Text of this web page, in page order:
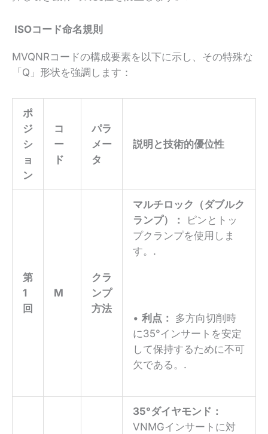
ISOコード命名規則
MVQNRコードの構成要素を以下に示し、その特殊な
「Q」形状を強調します：
ポ
ジ
シ
ョ
ン
コ
ー
ド
パラ
メー
タ
説明と技術的優位性
第
1
回
M
クラ
ンプ
方法
マルチロック（ダブルク
ランプ）：
ピンとトッ
プクランプを使用しま
す。.
• 利点：
多方向切削時
に35°インサートを安定
して保持するために不可
欠である。.
35°ダイヤモンド：
VNMGインサートに対